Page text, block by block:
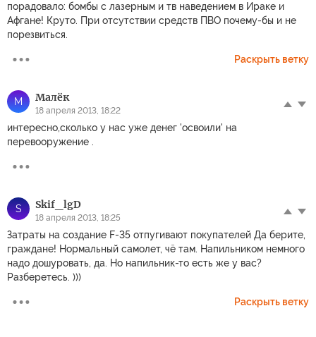
порадовало: бомбы с лазерным и тв наведением в Ираке и
Афгане! Круто. При отсутствии средств ПВО почему-бы и не
порезвиться.
Раскрыть ветку
М Малёк
18 апреля 2013, 18:22
интересно,сколько у нас уже денег 'освоили' на
перевооружение .
S Skif_lgD
18 апреля 2013, 18:25
Затраты на создание F-35 отпугивают покупателей Да берите,
граждане! Нормальный самолет, чё там. Напильником немного
надо дошуровать, да. Но напильник-то есть же у вас?
Разберетесь. )))
Раскрыть ветку